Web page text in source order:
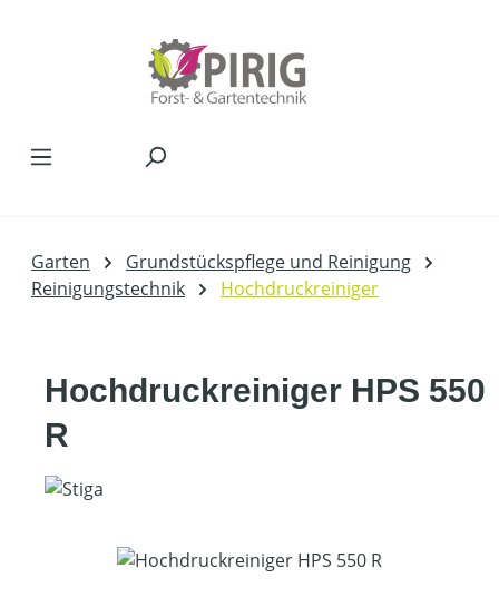
Garten
Grundstückspflege und Reinigung
Reinigungstechnik
Hochdruckreiniger
Hochdruckreiniger HPS 550
R
Bildergalerie überspringen